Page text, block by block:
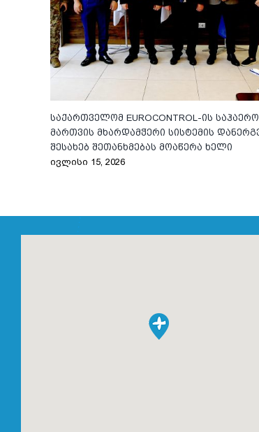
საქართველომ EUROCONTROL-ის
მართვის მხარდამჭერი სისტემის
შესახებ შეთანხმებას მოაწერა ხელი
ივლისი 15, 2026